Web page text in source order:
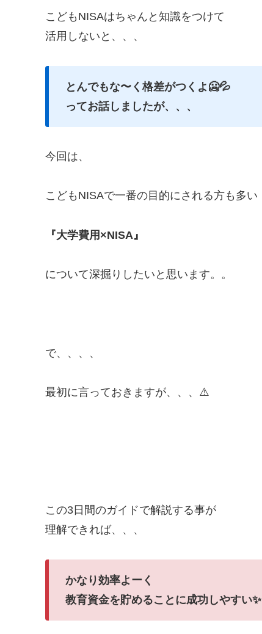
こどもNISAはちゃんと知識をつけて
活用しないと、、、
とんでもな〜く格差がつくよ🥶💦
ってお話しましたが、、、
今回は、
こどもNISAで一番の目的にされる方も多い
『大学費用×NISA』
について深掘りしたいと思います。。
で、、、、
最初に言っておきますが、、、⚠️
この3日間のガイドで解説する事が
理解できれば、、、
かなり効率よーく
教育資金を貯めることに成功しやすい✨